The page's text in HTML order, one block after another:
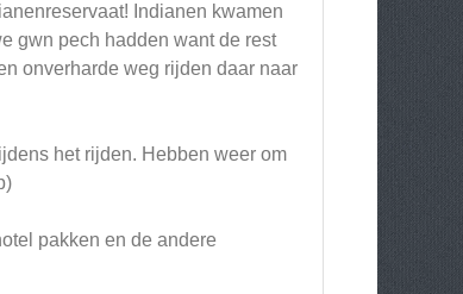
Indianen kwamen
gwn pech hadden want de rest
onverharde weg rijden daar naar
het rijden. Hebben weer om
pakken en de andere